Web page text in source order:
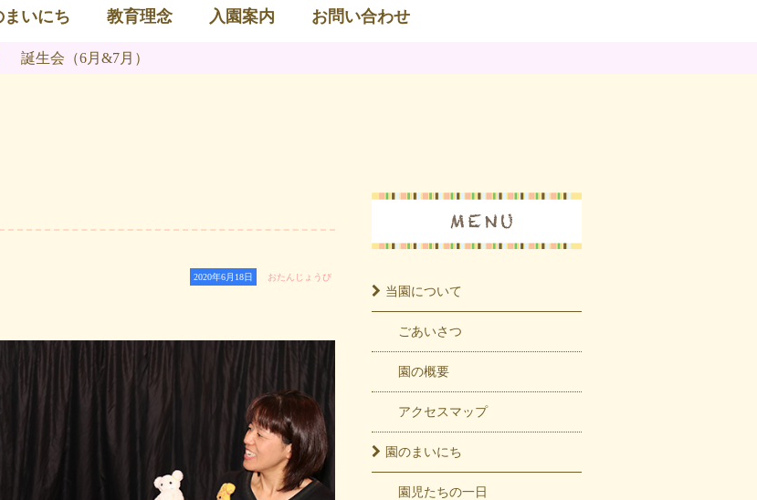
まいにち 教育理念 入園案内 お問い合わせ
誕生会（6月&7月）
2020年6月18日 おたんじょうび
当園について
ごあいさつ
園の概要
アクセスマップ
園のまいにち
園児たちの一日